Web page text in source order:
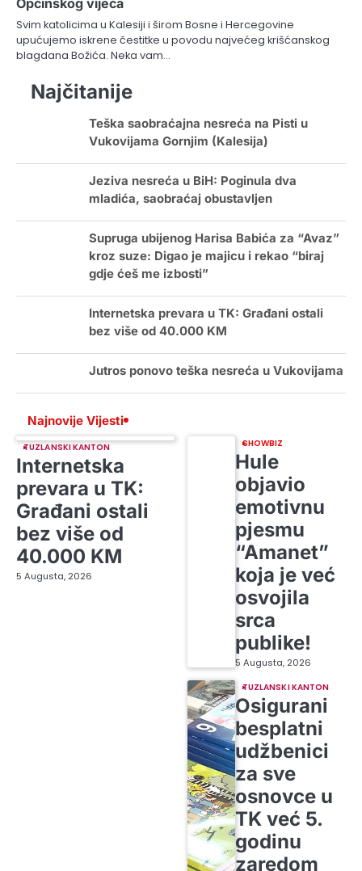
Općinskog vijeća
Svim katolicima u Kalesiji i širom Bosne i Hercegovine
upućujemo iskrene čestitke u povodu najvećeg krišćanskog
blagdana Božića. Neka vam…
Najčitanije
Teška saobraćajna nesreća na Pisti u
Vukovijama Gornjim (Kalesija)
Jeziva nesreća u BiH: Poginula dva
mladića, saobraćaj obustavljen
Supruga ubijenog Harisa Babića za “Avaz”
kroz suze: Digao je majicu i rekao “biraj
gdje ćeš me izbosti”
Internetska prevara u TK: Građani ostali
bez više od 40.000 KM
Jutros ponovo teška nesreća u Vukovijama
Najnovije Vijesti
TUZLANSKI KANTON
Internetska
prevara u TK:
Građani ostali
bez više od
40.000 KM
5 Augusta, 2026
SHOWBIZ
Hule
objavio
emotivnu
pjesmu
“Amanet”
koja je već
osvojila
srca
publike!
5 Augusta, 2026
TUZLANSKI KANTON
Osigurani
besplatni
udžbenici
za sve
osnovce u
TK već 5.
godinu
zaredom